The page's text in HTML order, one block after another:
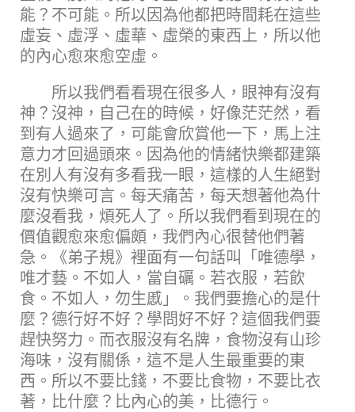
能？不可能。所以因為他都把時間耗在這些
虛妄、虛浮、虛華、虛榮的東西上，所以他
的內心愈來愈空虛。
所以我們看看現在很多人，眼神有沒有
神？沒神，自己在的時候，好像茫茫然，看
到有人過來了，可能會欣賞他一下，馬上注
意力才回過頭來。因為他的情緒快樂都建築
在別人有沒有多看我一眼，這樣的人生絕對
沒有快樂可言。每天痛苦，每天想著他為什
麼沒看我，煩死人了。所以我們看到現在的
價值觀愈來愈偏頗，我們內心很替他們著
急。《弟子規》裡面有一句話叫「唯德學，
唯才藝。不如人，當自礪。若衣服，若飲
食。不如人，勿生慼」。我們要擔心的是什
麼？德行好不好？學問好不好？這個我們要
趕快努力。而衣服沒有名牌，食物沒有山珍
海味，沒有關係，這不是人生最重要的東
西。所以不要比錢，不要比食物，不要比衣
著，比什麼？比內心的美，比德行。